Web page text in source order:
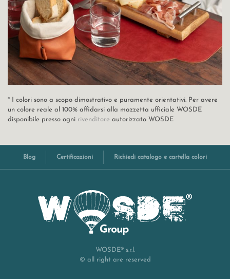
* I colori sono a scopo dimostrativo e puramente orientativi. Per avere
un colore reale al 100% affidarsi alla mazzetta ufficiale WOSDE
disponibile presso ogni rivenditore autorizzato WOSDE
Blog Certificazioni Richiedi catalogo e cartella colori
WOSDE® s.r.l.
© all right are reserved